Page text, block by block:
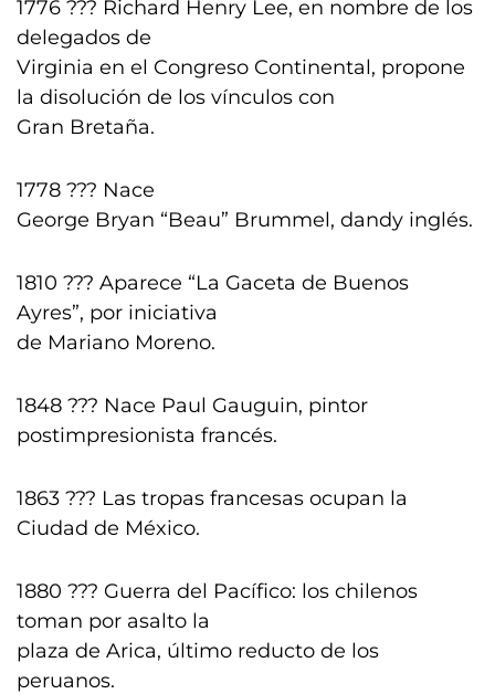
1776 ??? Richard Henry Lee, en nombre de los
delegados de
Virginia en el Congreso Continental, propone
la disolución de los vínculos con
Gran Bretaña.
1778 ??? Nace
George Bryan “Beau” Brummel, dandy inglés.
1810 ??? Aparece “La Gaceta de Buenos
Ayres”, por iniciativa
de Mariano Moreno.
1848 ??? Nace Paul Gauguin, pintor
postimpresionista francés.
1863 ??? Las tropas francesas ocupan la
Ciudad de México.
1880 ??? Guerra del Pacífico: los chilenos
toman por asalto la
plaza de Arica, último reducto de los
peruanos.